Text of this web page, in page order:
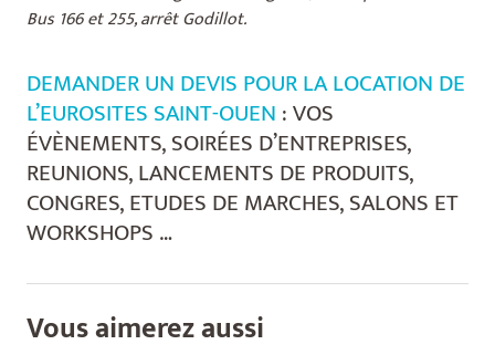
Bus 166 et 255, arrêt Godillot.
DEMANDER UN DEVIS POUR LA LOCATION DE
L’EUROSITES SAINT-OUEN : VOS
ÉVÈNEMENTS, SOIRÉES D’ENTREPRISES,
REUNIONS, LANCEMENTS DE PRODUITS,
CONGRES, ETUDES DE MARCHES, SALONS ET
WORKSHOPS …
Vous aimerez aussi